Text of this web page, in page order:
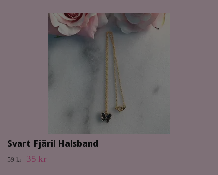
Svart Fjäril Halsband
59 kr 35 kr